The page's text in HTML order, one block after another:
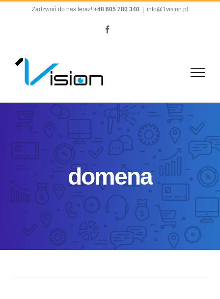
Zadzwoń do nas teraz! +48 605 780 340 info@1vision.pl
domena